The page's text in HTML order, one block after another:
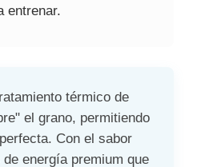
entrenar.
térmico de
el grano, permitiendo
Con el sabor
energía premium que